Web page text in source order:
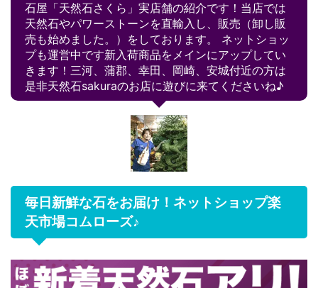
石屋「天然石さくら」実店舗の紹介です！当店では
天然石やパワーストーンを直輸入し、販売（卸し販
売も始めました。）をしております。 ネットショッ
プも運営中です新入荷商品をメインにアップしてい
きます！三河、蒲郡、幸田、岡崎、安城付近の方は
是非天然石sakuraのお店に遊びに来てくださいね♪
毎日新鮮な石をお届け！ネットショップ楽
天市場コムローズ♪